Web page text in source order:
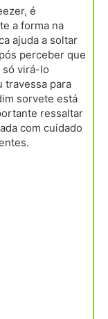
é
a forma na
ajuda a soltar
perceber que
só virá-lo
travessa para
sorvete está
ressaltar
com cuidado